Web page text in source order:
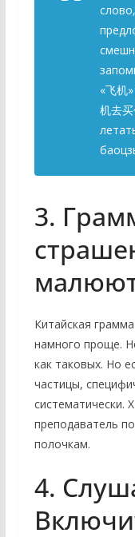
«飞机
机去
3.
Китайская
намного проще.
как таковых. Но
частицы,
систематически.
преподаватель
полочкам.
4.